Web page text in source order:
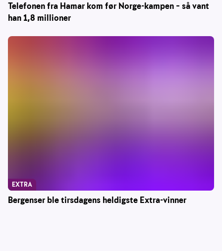
Telefonen fra Hamar kom før Norge-kampen – så vant
han 1,8 millioner
Bergenser ble tirsdagens heldigste Extra-vinner
EXTRA